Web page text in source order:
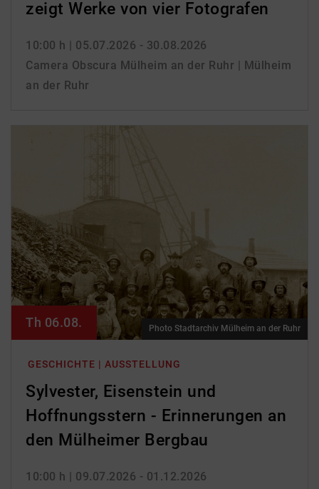
zeigt Werke von vier Fotografen
10:00 h | 05.07.2026 - 30.08.2026
Camera Obscura Mülheim an der Ruhr | Mülheim
an der Ruhr
GESCHICHTE | AUSSTELLUNG
Sylvester, Eisenstein und
Hoffnungsstern - Erinnerungen an
den Mülheimer Bergbau
10:00 h | 09.07.2026 - 01.12.2026
Th 06.08. Photo Stadtarchiv Mülheim an der Ruhr